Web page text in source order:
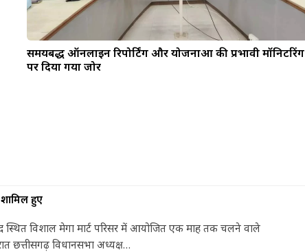
समयबद्ध ऑनलाइन रिपोर्टिंग और योजनाओं की प्रभावी मॉनिटरिंग
पर दिया गया जोर
शामिल हुए
विशाल मेगा मार्ट परिसर में आयोजित एक माह तक चलने वाले
छत्तीसगढ़ विधानसभा अध्यक्ष…